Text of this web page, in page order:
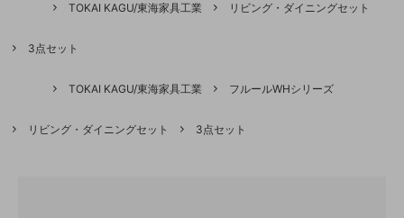
TOKAI KAGU/東海家具工業 リビング・ダイニングセット
3点セット
TOKAI KAGU/東海家具工業 フルールWHシリーズ
リビング・ダイニングセット 3点セット